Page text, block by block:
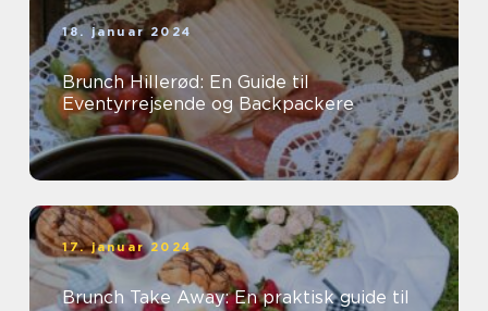
18. januar 2024
Brunch Hillerød: En Guide til
Eventyrrejsende og Backpackere
17. januar 2024
Brunch Take Away: En praktisk guide til